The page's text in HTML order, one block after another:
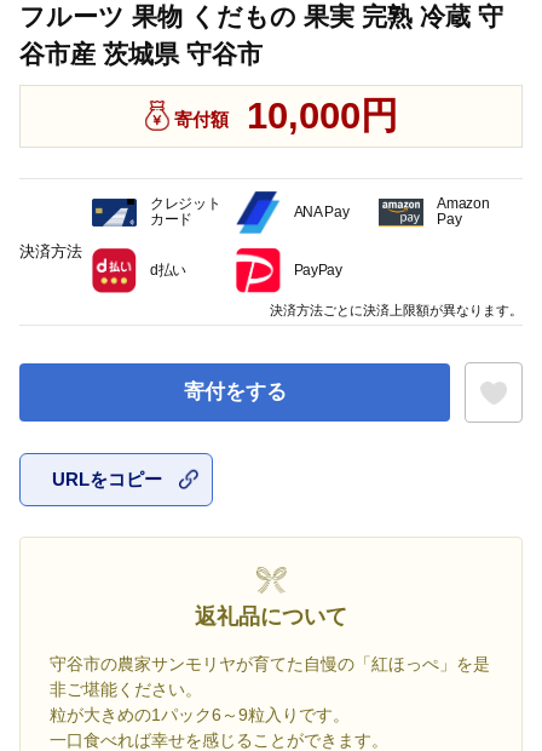
フルーツ 果物 くだもの 果実 完熟 冷蔵 守
谷市産 茨城県 守谷市
寄付額 10,000円
寄付をする
URLをコピー
返礼品について
守谷市の農家サンモリヤが育てた自慢の「紅ほっぺ」を是
非ご堪能ください。
粒が大きめの1パック6～9粒入りです。
一口食べれば幸せを感じることができます。
決済方法
クレジット
カード
ANA Pay
Amazon
Pay
d払い PayPay
決済方法ごとに決済上限額が異なります。